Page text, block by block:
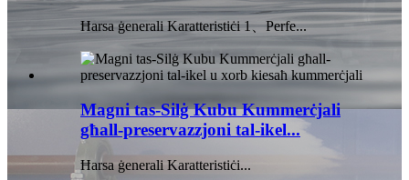
Ħarsa ġenerali Karatteristiċi 1、Perfe...
Magni tas-Silġ Kubu Kummerċjali
għall-preservazzjoni tal-ikel...
Ħarsa ġenerali Karatteristiċi...